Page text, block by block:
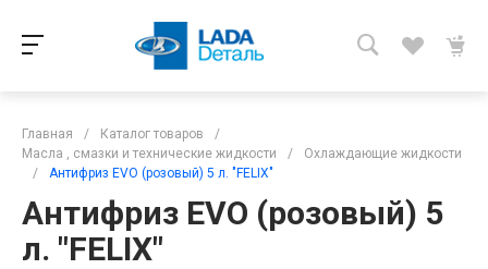
Главная / Каталог товаров
/
Масла , смазки и технические жидкости
/
Охлаждающие жидкости
/
Антифриз EVO (розовый) 5 л. "FELIX"
Антифриз EVO (розовый) 5
л. "FELIX"